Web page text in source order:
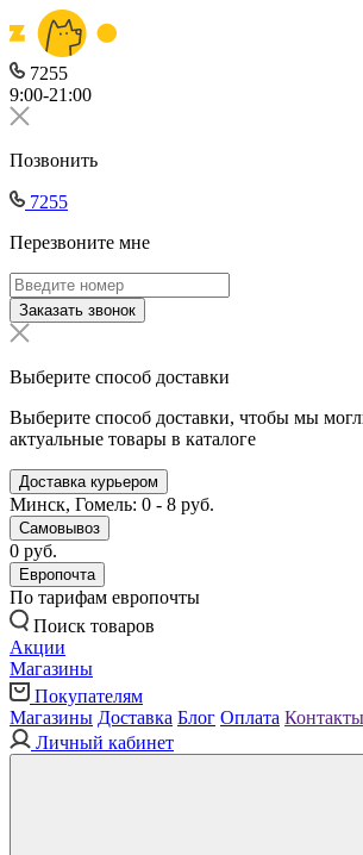
7255
9:00-21:00
Позвонить
7255
Перезвоните мне
Заказать звонок
Выберите способ доставки
Выберите способ доставки, чтобы мы
актуальные товары в каталоге
Доставка курьером
Минск, Гомель: 0 - 8 руб.
Самовывоз
0 руб.
Европочта
По тарифам европочты
Поиск товаров
Акции
Магазины
Покупателям
Магазины Доставка Блог Оплата Контакты
Личный кабинет